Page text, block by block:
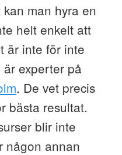
man hyra en
helt enkelt att
är inte för inte
experter på
. De vet precis
bästa resultat.
blir inte
någon annan